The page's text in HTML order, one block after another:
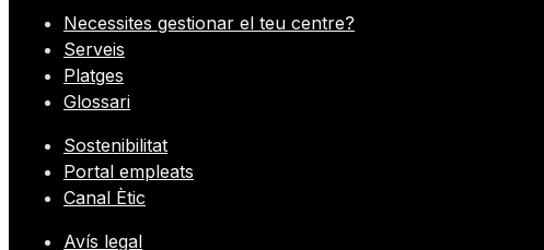
Necessites gestionar el teu centre?
Serveis
Platges
Glossari
Sostenibilitat
Portal empleats
Canal Ètic
Avís legal